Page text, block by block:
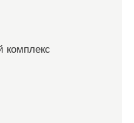
комплекс